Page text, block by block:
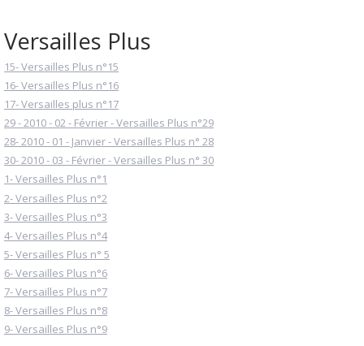
Versailles Plus
15- Versailles Plus n°15
16- Versailles Plus n°16
17- Versailles plus n°17
29 - 2010 - 02 - Février - Versailles Plus n°29
28- 2010 - 01 - Janvier - Versailles Plus n° 28
30- 2010 - 03 - Février - Versailles Plus n° 30
1- Versailles Plus n°1
2- Versailles Plus n°2
3- Versailles Plus n°3
4- Versailles Plus n°4
5- Versailles Plus n° 5
6- Versailles Plus n°6
7- Versailles Plus n°7
8- Versailles Plus n°8
9- Versailles Plus n°9